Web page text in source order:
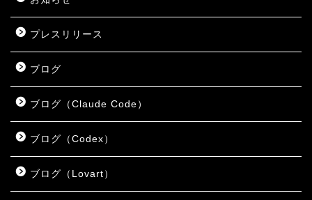
プレスリリース
ブログ
ブログ（Claude Code）
ブログ（Codex）
ブログ（Lovart）